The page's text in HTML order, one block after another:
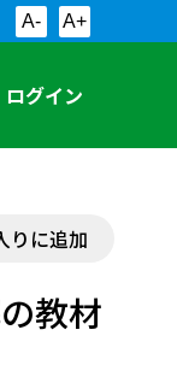
A- A+
ログイン
りに追加
教材